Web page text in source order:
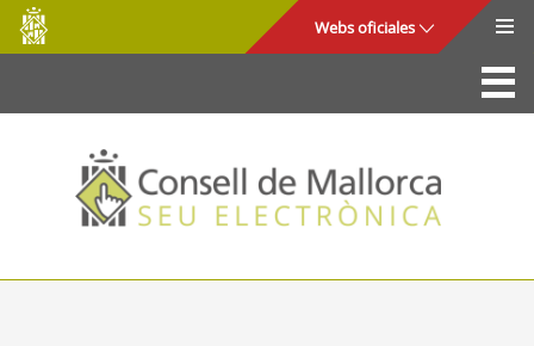
Saltar al contenido principal
Consell
de
Mallorca
Webs oficiales
La Sede
Consejo de Mallorca
Acceso y seguridad
Utilidades